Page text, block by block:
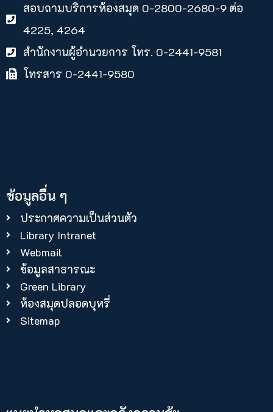
สอบถามบริการห้องสมุด 0-2800-2680-9 ต่อ
4225, 4264
สำนักงานผู้อำนวยการ โทร. 0-2441-9581
โทรสาร 0-2441-9580
ข้อมูลอื่น ๆ
ประกาศความเป็นส่วนตัว
Library Intranet
Webmail
ข้อมูลสาธารณะ
Green Library
ห้องสมุดปลอดบุหรี่
Sitemap